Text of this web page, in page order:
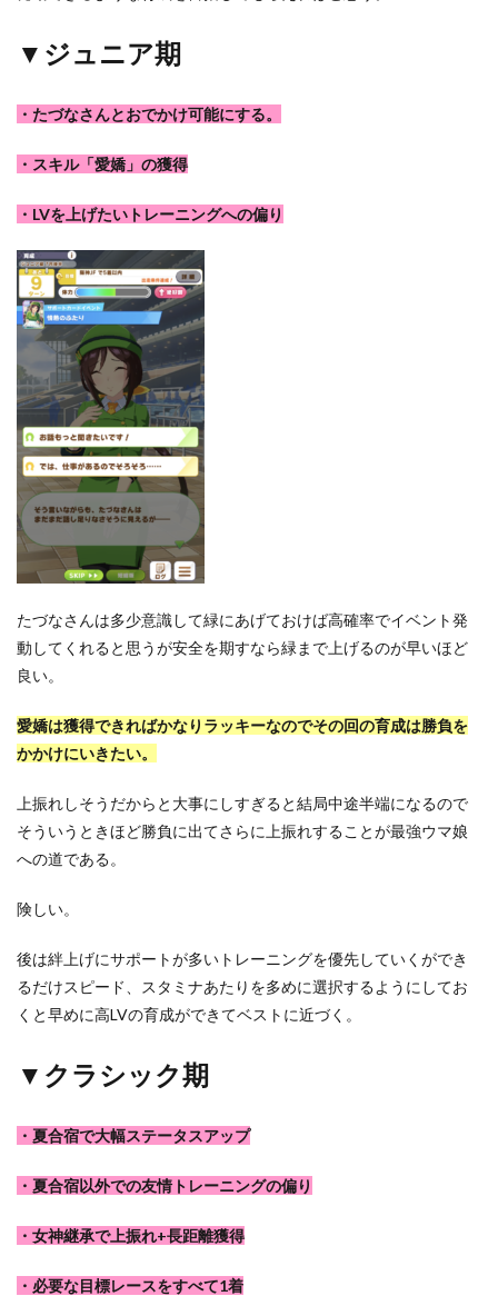
▼ジュニア期
・たづなさんとおでかけ可能にする。
・スキル「愛嬌」の獲得
・LVを上げたいトレーニングへの偏り
たづなさんは多少意識して緑にあげておけば高確率でイベント発
動してくれると思うが安全を期すなら緑まで上げるのが早いほど
良い。
愛嬌は獲得できればかなりラッキーなのでその回の育成は勝負を
かかけにいきたい。
上振れしそうだからと大事にしすぎると結局中途半端になるので
そういうときほど勝負に出てさらに上振れすることが最強ウマ娘
への道である。
険しい。
後は絆上げにサポートが多いトレーニングを優先していくができ
るだけスピード、スタミナあたりを多めに選択するようにしてお
くと早めに高LVの育成ができてベストに近づく。
▼クラシック期
・夏合宿で大幅ステータスアップ
・夏合宿以外での友情トレーニングの偏り
・女神継承で上振れ+長距離獲得
・必要な目標レースをすべて1着